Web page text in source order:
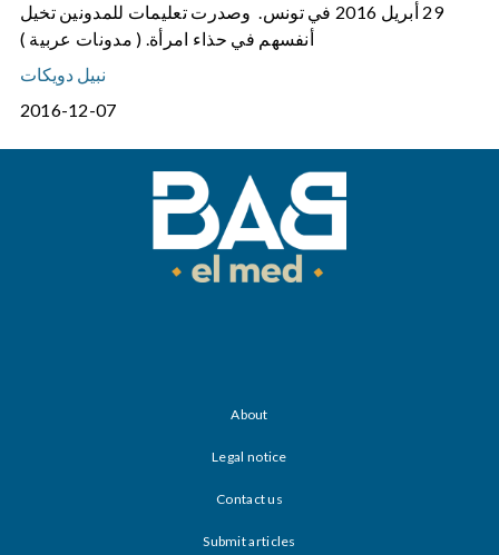
29 أبريل 2016 في تونس. وصدرت تعليمات للمدونين تخيل
أنفسهم في حذاء امرأة. ( مدونات عربية )
نبيل دويكات
2016-12-07
About
Legal notice
Contact us
Submit articles